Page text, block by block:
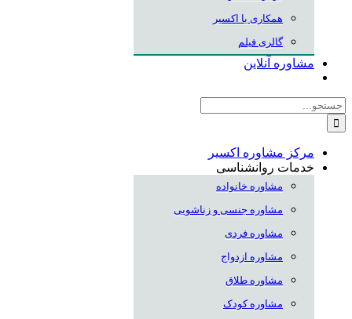
همکاری با اکسیر
گالری فیلم
مشاوره آنلاین
جستجو
برای:
مرکز مشاوره اکسیر
خدمات روانشناسی
مشاوره خانواده
مشاوره جنسی و زناشویی
مشاوره فردی
مشاوره ازدواج
مشاوره طلاق
مشاوره کودک